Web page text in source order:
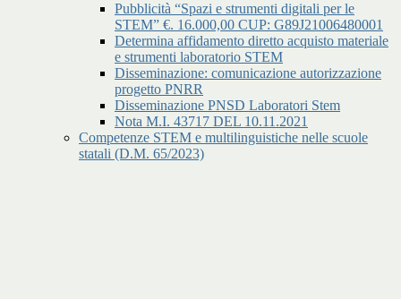
Pubblicità “Spazi e strumenti digitali per le
STEM” €. 16.000,00 CUP: G89J21006480001
Determina affidamento diretto acquisto materiale
e strumenti laboratorio STEM
Disseminazione: comunicazione autorizzazione
progetto PNRR
Disseminazione PNSD Laboratori Stem
Nota M.I. 43717 DEL 10.11.2021
Competenze STEM e multilinguistiche nelle scuole
statali (D.M. 65/2023)